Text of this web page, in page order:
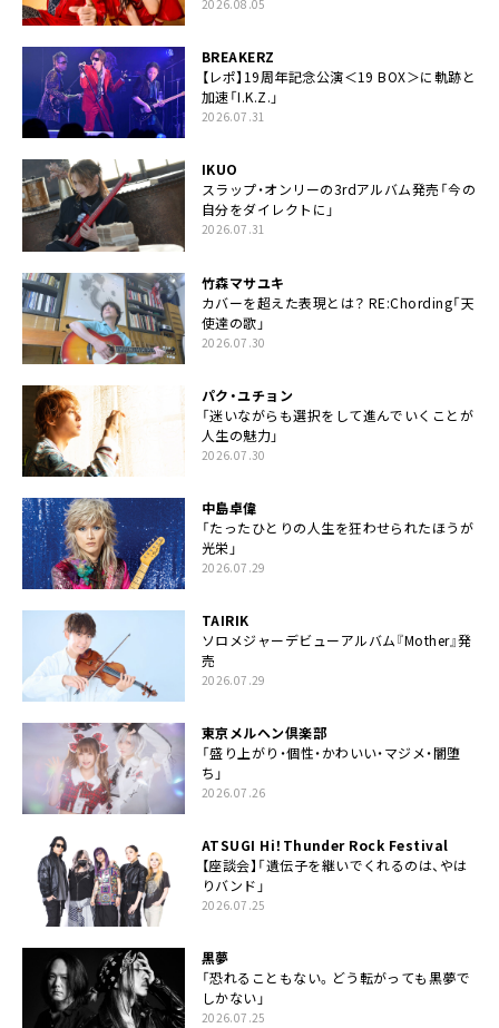
2026.08.05
BREAKERZ
【レポ】19周年記念公演＜19 BOX＞に軌跡と
加速「I.K.Z.」
2026.07.31
IKUO
スラップ・オンリーの3rdアルバム発売「今の
自分をダイレクトに」
2026.07.31
竹森マサユキ
カバーを超えた表現とは？ RE:Chording「天
使達の歌」
2026.07.30
パク・ユチョン
「迷いながらも選択をして進んでいくことが
人生の魅力」
2026.07.30
中島卓偉
「たったひとりの人生を狂わせられたほうが
光栄」
2026.07.29
TAIRIK
ソロメジャーデビューアルバム『Mother』発
売
2026.07.29
東京メルヘン倶楽部
「盛り上がり・個性・かわいい・マジメ・闇堕
ち」
2026.07.26
ATSUGI Hi！Thunder Rock Festival
【座談会】「遺伝子を継いでくれるのは、やは
りバンド」
2026.07.25
黒夢
「恐れることもない。どう転がっても黒夢で
しかない」
2026.07.25